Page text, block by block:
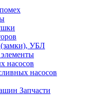
УБЛ
насосов
насосов
Запчасти